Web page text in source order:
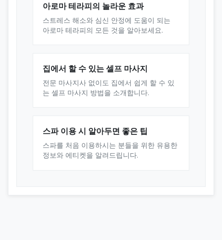
아로마 테라피의 놀라운 효과
스트레스 해소와 심신 안정에 도움이 되는
아로마 테라피의 모든 것을 알아보세요.
집에서 할 수 있는 셀프 마사지
전문 마사지사 없이도 집에서 쉽게 할 수 있
는 셀프 마사지 방법을 소개합니다.
스파 이용 시 알아두면 좋은 팁
스파를 처음 이용하시는 분들을 위한 유용한
정보와 에티켓을 알려드립니다.